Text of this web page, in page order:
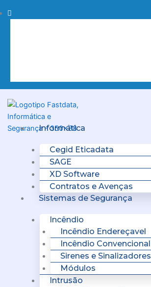
to
Procurar
Informática
Cegid Eticadata
SAGE
XD Software
Contratos e Avenças
Sistemas de Segurança
Incêndio
Incêndio Endereçavel
Incêndio Convencional
Sirenes e Sinalizadores
Módulos
Intrusão
Menu